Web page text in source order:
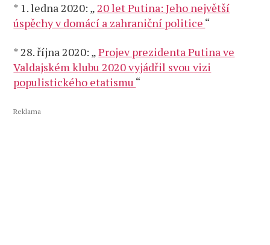
* 1. ledna 2020: „20 let Putina: Jeho největší
úspěchy v domácí a zahraniční politice “
* 28. října 2020: „Projev prezidenta Putina ve
Valdajském klubu 2020 vyjádřil svou vizi
populistického etatismu “
Reklama